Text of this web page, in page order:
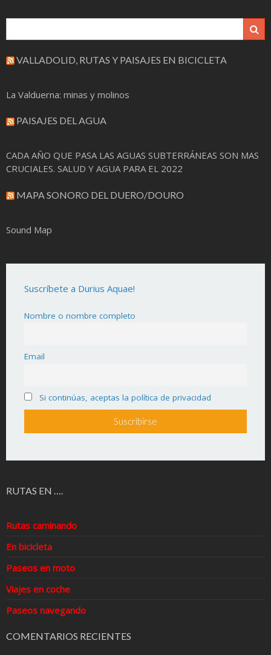
VALLADOLID, RUTAS Y PAISAJES EN BICICLETA
La Valduerna: minas y molinos
PAISAJES DEL AGUA
CADA AÑO QUE PASA LAS AGUAS SUBTERRÁNEAS SON MAS
CRUCIALES. SALUD Y AGUA PARA EL 2022
MAPA SONORO DEL DUERO/DOURO
Sound Map
Suscríbete a Durius Aquae!
Nombre o nombre completo
Email
Si continúas, aceptas la política de privacidad
RUTAS EN ….
Rutas caminando
En bicicleta
Paseos en moto
Viajes en coche
Paseos navegando
COMENTARIOS RECIENTES